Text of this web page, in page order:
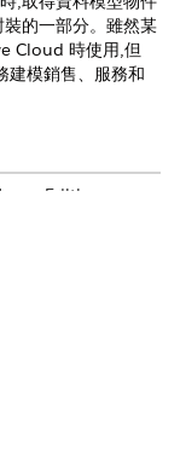
的一部分。雖然某
Cloud 時使用,但
建模銷售、服務和
Edition
名稱遵循